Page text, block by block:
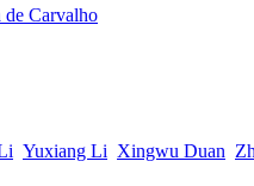
de Carvalho
Yuxiang Li Xingwu Duan